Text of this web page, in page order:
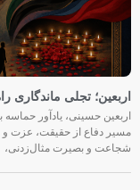
اربعین؛ تجلی ماندگاری
اربعین حسینی، یادآور
مسیر دفاع از حقیقت، عزت
شجاعت و بصیرت مثال‌زدنی،